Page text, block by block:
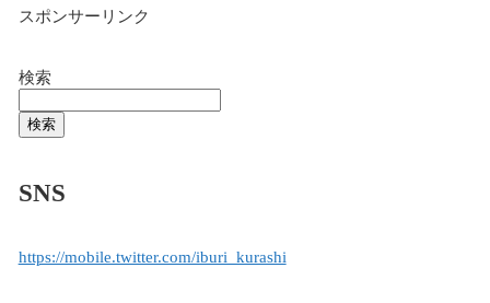
スポンサーリンク
検索
検索
SNS
https://mobile.twitter.com/iburi_kurashi